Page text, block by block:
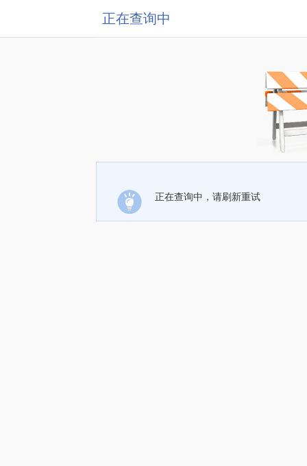
正在查询中
正在查询中，请刷新重试